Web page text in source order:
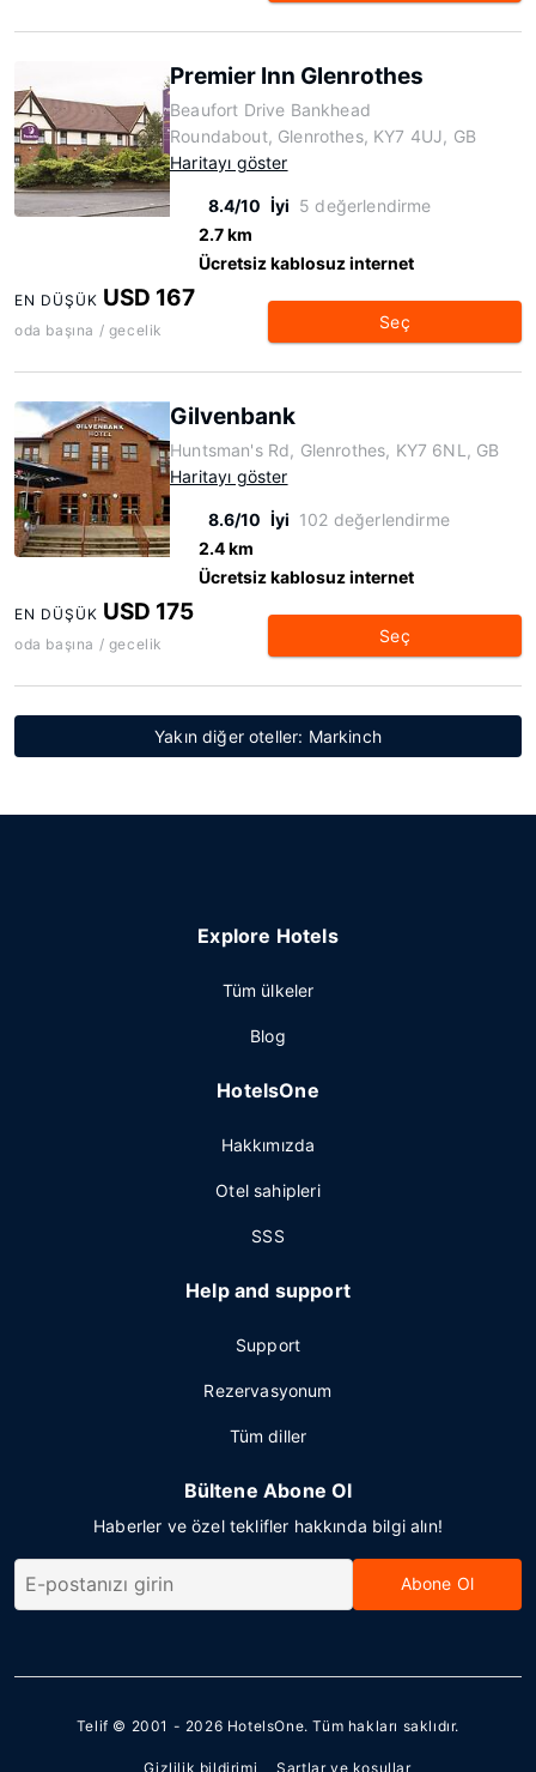
Premier Inn Glenrothes
Beaufort Drive Bankhead
Roundabout, Glenrothes, KY7 4UJ, GB
Haritayı göster
8.4/10 İyi 5 değerlendirme
2.7 km
Ücretsiz kablosuz internet
EN DÜŞÜK USD 167
oda başına / gecelik Seç
Gilvenbank
Huntsman's Rd, Glenrothes, KY7 6NL, GB
Haritayı göster
8.6/10 İyi 102 değerlendirme
2.4 km
Ücretsiz kablosuz internet
EN DÜŞÜK USD 175
oda başına / gecelik Seç
Yakın diğer oteller: Markinch
Explore Hotels
Tüm ülkeler
Blog
HotelsOne
Hakkımızda
Otel sahipleri
SSS
Help and support
Support
Rezervasyonum
Tüm diller
Bültene Abone Ol
Haberler ve özel teklifler hakkında bilgi alın!
Abone Ol
Telif © 2001 - 2026 HotelsOne. Tüm hakları saklıdır.
Gizlilik bildirimi Şartlar ve koşullar